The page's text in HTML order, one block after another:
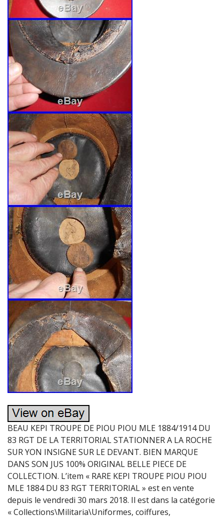
BEAU KEPI TROUPE DE PIOU PIOU MLE 1884/1914 DU
83 RGT DE LA TERRITORIAL STATIONNER A LA ROCHE
SUR YON INSIGNE SUR LE DEVANT. BIEN MARQUE
DANS SON JUS 100% ORIGINAL BELLE PIECE DE
COLLECTION. L’item « RARE KEPI TROUPE PIOU PIOU
MLE 1884 DU 83 RGT TERRITORIAL » est en vente
depuis le vendredi 30 mars 2018. Il est dans la catégorie
« Collections\Militaria\Uniformes, coiffures,